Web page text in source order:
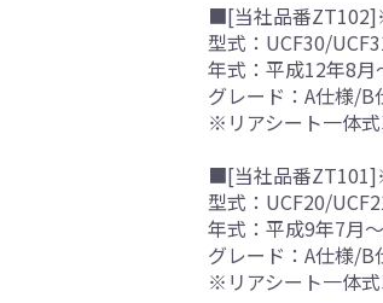
■[当社品番
型式：UCF30/
年式：平成12年8月
グレード：A仕様/B
※リアシート一体
■[当社品番
型式：UCF20/
年式：平成9年7月
グレード：A仕様/B
※リアシート一体